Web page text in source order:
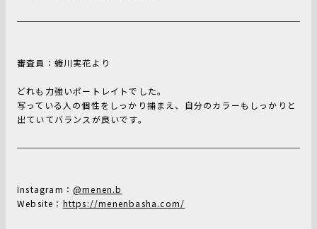
審査員：蜷川実花より
どれも力強いポートレイトでした。
写っている人の個性をしっかり捕まえ、自分のカラーもしっかりと
出ていてバランスが良いです。
Instagram： @menen.b
Website： https://menenbasha.com/